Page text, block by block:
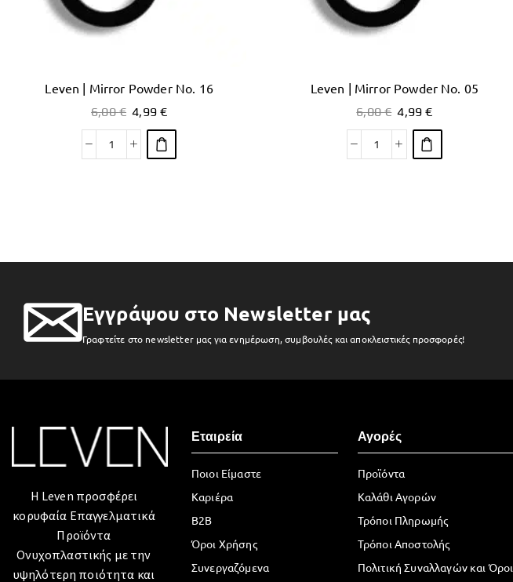
Leven | Mirror Powder No. 16
6,00€ 4,99€
Leven | Mirror Powder No. 05
6,00€ 4,99€
Εγγράψου στο Newsletter μας
Γραφτείτε στο newsletter μας για ενημέρωση, συμβουλές και αποκλειστικές προσφορές!
Η Leven προσφέρει
κορυφαία Επαγγελματικά
Προϊόντα
Ονυχοπλαστικής με την
υψηλότερη ποιότητα και
Εταιρεία
Ποιοι Είμαστε
Καριέρα
B2B
Όροι Χρήσης
Συνεργαζόμενα
Αγορές
Προϊόντα
Καλάθι Αγορών
Τρόποι Πληρωμής
Τρόποι Αποστολής
Πολιτική Συναλλαγών και Όροι